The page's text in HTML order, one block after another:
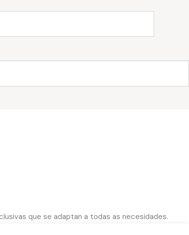
que se adaptan a todas as necesidades.